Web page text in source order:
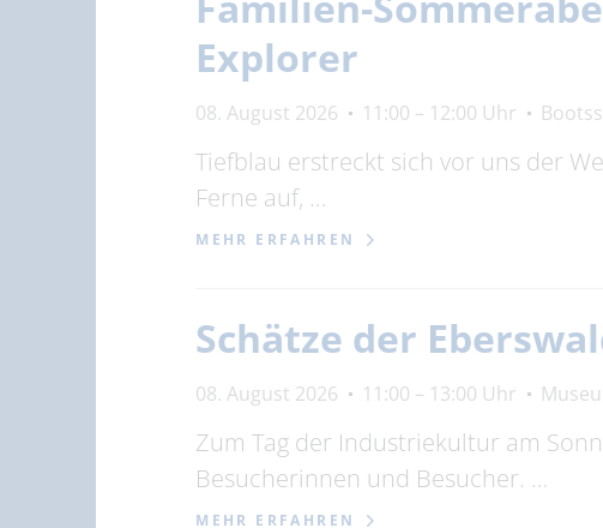
Explorer
08. August 2026 11:00 – 12:00 Uhr
Tiefblau erstreckt sich vor uns der
Ferne auf, …
MEHR ERFAHREN
Schätze der
08. August 2026 11:00 – 13:00 Uhr
Zum Tag der Industriekultur am
Besucherinnen und Besucher. …
MEHR ERFAHREN